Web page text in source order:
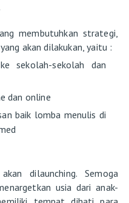
membutuhkan strategi,
akan dilakukan, yaitu :
sekolah-sekolah dan
dan online
baik lomba menulis di
dilaunching. Semoga
usia dari anak-